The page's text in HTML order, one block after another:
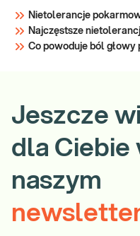
Nietolerancje
Najczęstsze
Co powoduje ból głowy
Jeszcze
dla Ciebie
naszym